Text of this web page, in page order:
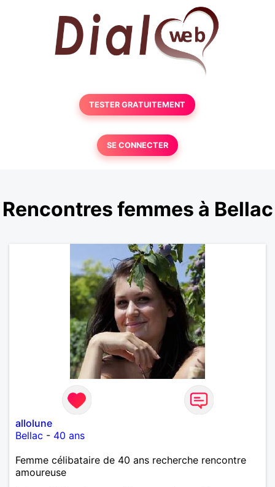
TESTER GRATUITEMENT
SE CONNECTER
Rencontres femmes à Bellac
allolune
Bellac - 40 ans
Femme célibataire de 40 ans recherche rencontre
amoureuse